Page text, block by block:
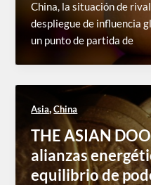
China, la situación de
despliegue de influencia
un punto de partida de
Asia,China
THE ASIAN
alianzas
equilibrio de